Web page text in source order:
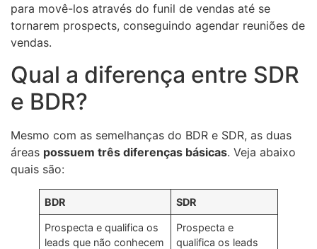
para movê-los através do funil de vendas até se
tornarem prospects, conseguindo agendar reuniões de
vendas.
Qual a diferença entre SDR
e BDR?
Mesmo com as semelhanças do BDR e SDR, as duas
áreas possuem três diferenças básicas. Veja abaixo
quais são:
BDR SDR
Prospecta e qualifica os
leads que não conhecem
Prospecta e
qualifica os leads